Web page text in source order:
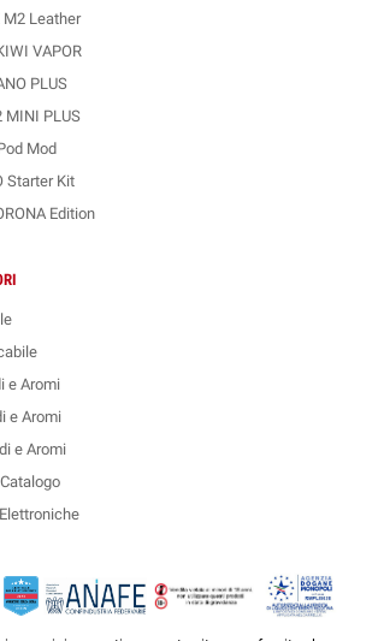
M2 Leather
VAPOR
PLUS
MINI PLUS
Mod
Starter Kit
Edition
e Aromi
e Aromi
e Aromi